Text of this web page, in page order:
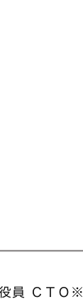
員 ＣＴＯ※